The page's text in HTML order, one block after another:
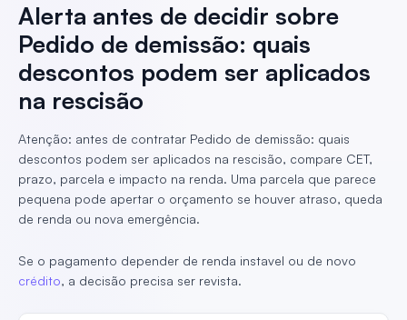
Alerta antes de decidir sobre
Pedido de demissão: quais
descontos podem ser aplicados
na rescisão
Atenção: antes de contratar Pedido de demissão: quais
descontos podem ser aplicados na rescisão, compare CET,
prazo, parcela e impacto na renda. Uma parcela que parece
pequena pode apertar o orçamento se houver atraso, queda
de renda ou nova emergência.
Se o pagamento depender de renda instavel ou de novo
crédito, a decisão precisa ser revista.